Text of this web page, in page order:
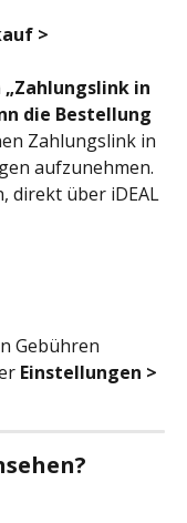
>
„Zahlungslink in
die Bestellung
Zahlungslink in
aufzunehmen.
direkt über iDEAL
Gebühren
Einstellungen >